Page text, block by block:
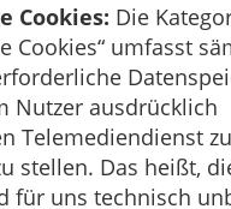
Cookies: Die
Cookies“ umfasst
Nutzer ausdrücklich
Telemediendienst
stellen. Das heißt,
für uns technisch